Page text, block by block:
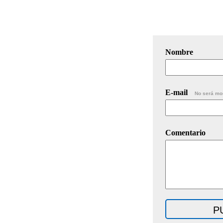
Nombre
E-mail No será
Comentario